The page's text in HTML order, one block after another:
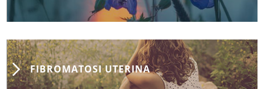
FIBROMATOSI UTERINA